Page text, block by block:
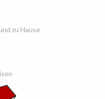
zu Hause